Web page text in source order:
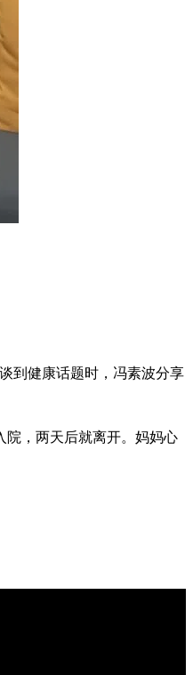
到健康话题时，冯素波分享
院，两天后就离开。妈妈心